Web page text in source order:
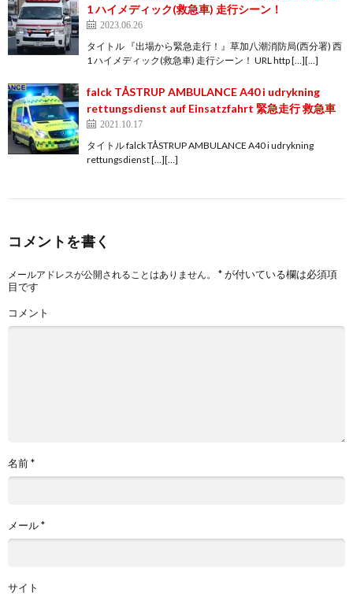
1 ハイメディック(救急車) 走行シーン！
2023.06.26
タイトル 『出場から緊急走行！』草加八潮消防局(西分署) 西
1 ハイメディック(救急車) 走行シーン！ URL http […][…]
falck TÅSTRUP AMBULANCE A40 i udrykning
rettungsdienst auf Einsatzfahrt 緊急走行 救急車
2021.10.17
タイトル falck TÅSTRUP AMBULANCE A40 i udrykning
rettungsdienst […][…]
コメントを書く
メールアドレスが公開されることはありません。 *が付いている欄は必須項
目です
コメント
名前*
メール*
サイト